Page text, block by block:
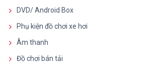
DVD/ Android Box
Phụ kiện đồ chơi xe hơi
Âm thanh
Đồ chơi bán tải